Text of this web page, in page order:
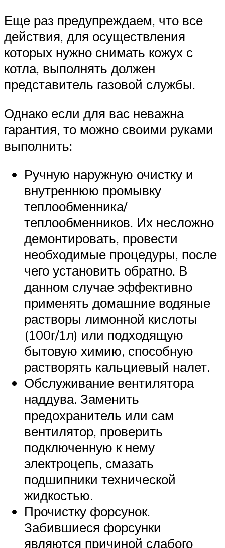
Еще раз предупреждаем, что все
действия, для осуществления
которых нужно снимать кожух с
котла, выполнять должен
представитель газовой службы.
Однако если для вас неважна
гарантия, то можно своими руками
выполнить:
Ручную наружную очистку и
внутреннюю промывку
теплообменника/
теплообменников. Их несложно
демонтировать, провести
необходимые процедуры, после
чего установить обратно. В
данном случае эффективно
применять домашние водяные
растворы лимонной кислоты
(100г/1л) или подходящую
бытовую химию, способную
растворять кальциевый налет.
Обслуживание вентилятора
наддува. Заменить
предохранитель или сам
вентилятор, проверить
подключенную к нему
электроцепь, смазать
подшипники технической
жидкостью.
Прочистку форсунок.
Забившиеся форсунки
являются причиной слабого